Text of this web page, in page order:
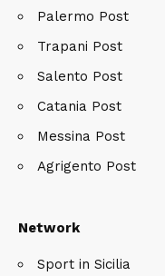
Palermo Post
Trapani Post
Salento Post
Catania Post
Messina Post
Agrigento Post
Network
Sport in Sicilia